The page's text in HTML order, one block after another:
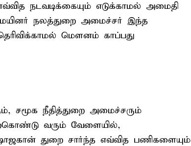
நடவடிக்கையும் எடுக்காமல் அமைதி
நலத்துறை அமைச்சர் இந்த
மௌனம் காப்பது
சமூக நீதித்துறை அமைச்சரும்
வரும் வேளையில்,
துறை சார்ந்த எவ்வித பணிகளையும்